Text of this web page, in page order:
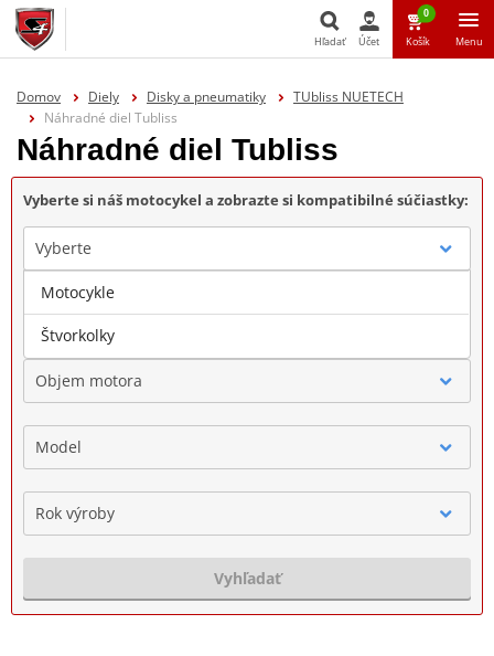
Hľadať Účet
0
Košík Menu
Domov Diely Disky a pneumatiky
TUbliss NUETECH
Náhradné diel Tubliss
Náhradné diel Tubliss
Vyberte si náš motocykel a zobrazte si kompatibilné súčiastky:
Vyberte
Značka
Objem motora
Model
Rok výroby
Vyhľadať
Motocykle
Štvorkolky